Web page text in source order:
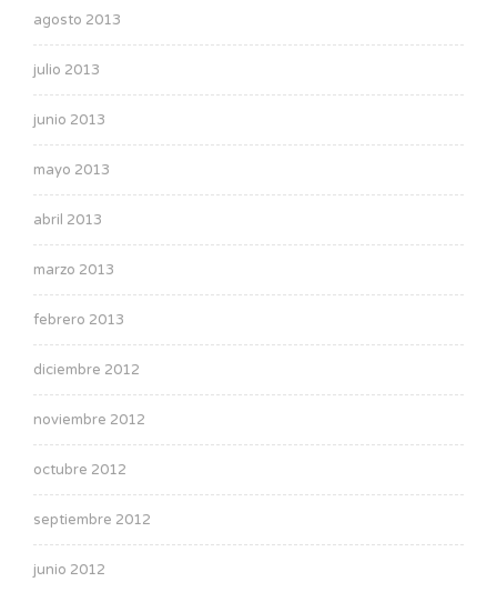
agosto 2013
julio 2013
junio 2013
mayo 2013
abril 2013
marzo 2013
febrero 2013
diciembre 2012
noviembre 2012
octubre 2012
septiembre 2012
junio 2012